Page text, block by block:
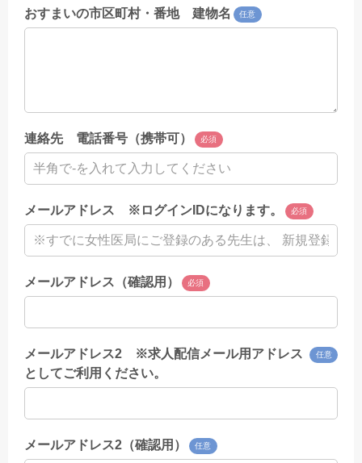
おすまいの市区町村・番地 建物名 任意
連絡先 電話番号（携帯可） 必須
メールアドレス ※ログインIDになります。 必須
メールアドレス（確認用） 必須
メールアドレス2 ※求人配信メール用アドレス
としてご利用ください。
任意
メールアドレス2（確認用） 任意